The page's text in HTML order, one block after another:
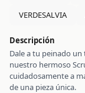
VERDESALVIA
Descripción
Dale a tu peinado
nuestro hermoso
cuidadosamente a
de una pieza única.